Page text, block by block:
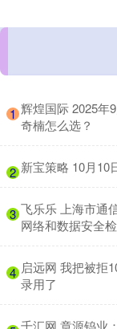
1 辉煌国际 2025年
奇楠怎么选？
2 新宝策略 10月10
3 飞乐乐 上海市通
网络和数据安全
4 启远网 我把被拒
录用了
千汇网 章源钨业